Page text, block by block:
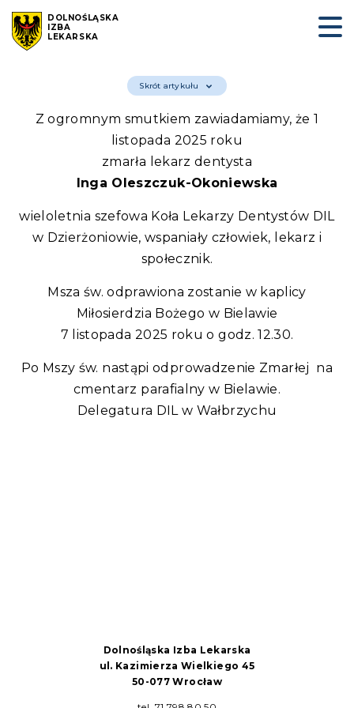
DOLNOŚLĄSKA
IZBA
LEKARSKA
Skrót artykułu
Z ogromnym smutkiem zawiadamiamy, że 1
listopada 2025 roku
zmarła lekarz dentysta
Inga Oleszczuk-Okoniewska
wieloletnia szefowa Koła Lekarzy Dentystów DIL
w Dzierżoniowie, wspaniały człowiek, lekarz i
społecznik.
Msza św. odprawiona zostanie w kaplicy
Miłosierdzia Bożego w Bielawie
7 listopada 2025 roku o godz. 12.30.
Po Mszy św. nastąpi odprowadzenie Zmarłej na
cmentarz parafialny w Bielawie.
Delegatura DIL w Wałbrzychu
Dolnośląska Izba Lekarska
ul. Kazimierza Wielkiego 45
50-077 Wrocław